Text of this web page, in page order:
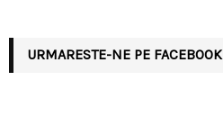
URMARESTE-NE PE FACEBOOK